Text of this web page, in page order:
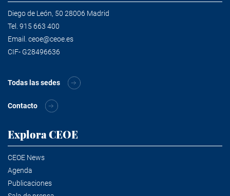
Diego de León, 50 28006 Madrid
Tel. 915 663 400
Email. ceoe@ceoe.es
CIF- G28496636
Todas las sedes
Contacto
Explora CEOE
CEOE News
Agenda
Publicaciones